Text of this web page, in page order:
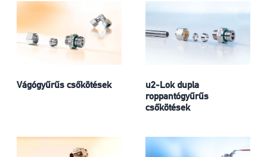
Vágógyűrűs csőkötések
u2-Lok dupla
roppantógyűrűs
csőkötések